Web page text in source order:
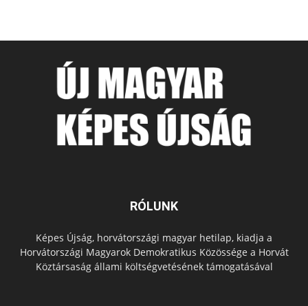
RÓLUNK
Képes Újság, horvátországi magyar hetilap, kiadja a
Horvátországi Magyarok Demokratikus Közössége a Horvát
Köztársaság állami költségvetésének támogatásával